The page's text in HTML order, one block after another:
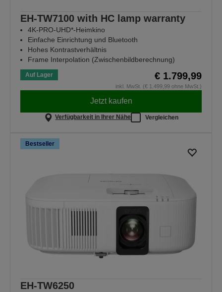
EH-TW7100 with HC lamp warranty
4K-PRO-UHD*-Heimkino
Einfache Einrichtung und Bluetooth
Hohes Kontrastverhältnis
Frame Interpolation (Zwischenbildberechnung)
Auf Lager € 1.799,99
inkl. MwSt. (€ 1.499,99 ohne MwSt.)
Jetzt kaufen
Verfügbarkeit in Ihrer Nähe Vergleichen
Bestseller
EH-TW6250